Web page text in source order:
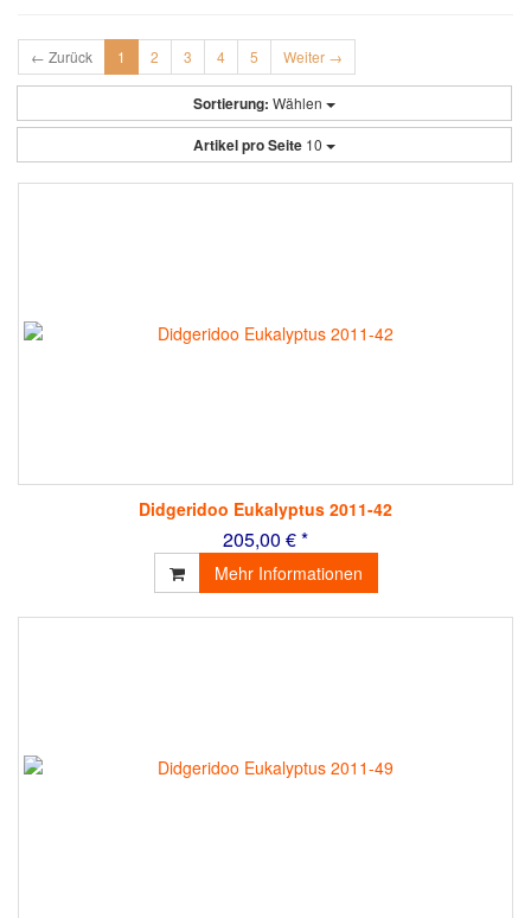
← Zurück 1 2 3 4 5 Weiter →
Sortierung: Wählen
Artikel pro Seite 10
Didgeridoo Eukalyptus 2011-42
205,00 € *
Mehr Informationen